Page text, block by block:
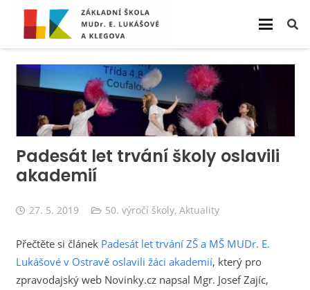
Padesát let trvání školy oslavili
akademií
27. 5. 2019 50. výročí školy,Aktuality
Přečtěte si článek Padesát let trvání ZŠ a MŠ MUDr. E.
Lukášové v Ostravě oslavili žáci akademií, který pro
zpravodajský web Novinky.cz napsal Mgr. Josef Zajíc,